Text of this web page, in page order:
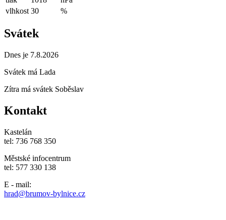
vlhkost 30 %
Svátek
Dnes je 7.8.2026
Svátek má Lada
Zítra má svátek Soběslav
Kontakt
Kastelán
tel: 736 768 350
Městské infocentrum
tel: 577 330 138
E - mail:
hrad@brumov-bylnice.cz